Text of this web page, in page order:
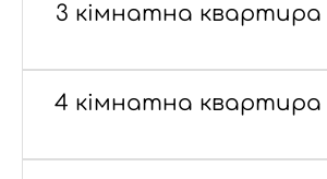
3 кімнатна квартира
4 кімнатна квартира